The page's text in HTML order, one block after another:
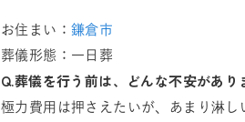
お住まい： 鎌倉市
葬儀形態：一日葬
Q.葬儀を行う前は、どんな不安があり
極力費用は押さえたいが、あまり淋